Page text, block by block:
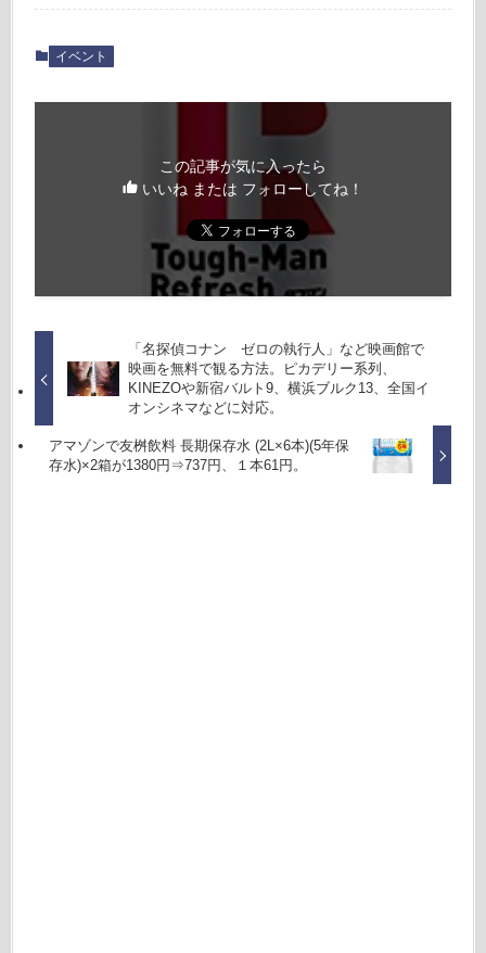
イベント
この記事が気に入ったら
いいね または フォローしてね！
「名探偵コナン ゼロの執行人」など映画館で
映画を無料で観る方法。ピカデリー系列、
KINEZOや新宿バルト9、横浜ブルク13、全国イ
オンシネマなどに対応。
アマゾンで友桝飲料 長期保存水 (2L×6本)(5年保
存水)×2箱が1380円⇒737円、１本61円。